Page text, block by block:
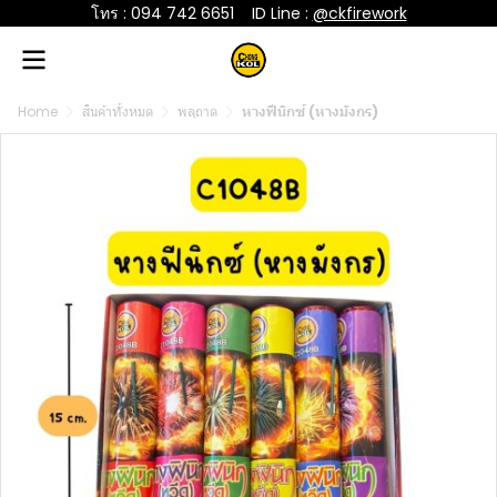
โทร : 094 742 6651 ID Line : @ckfirework
Home สินค้าทั้งหมด พลุถาด หางฟีนิกซ์ (หางมังกร)